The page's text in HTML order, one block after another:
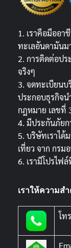
1. เราคือมืออา
ทะเลอันดามันม
2. การติดต่อปร
จริงๆ
3. จดทะเบียน
ประกอบธุรกิจน
กฎหมาย เลขที่
4. มีประกันภัย
5. บริษัทเราได้
เที่ยว จาก กรม
6. เรามีโปรไฟ
เราให้ความส
โท